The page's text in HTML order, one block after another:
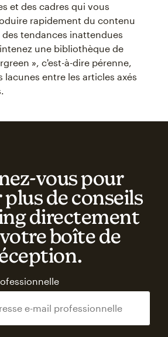
et des cadres qui vous
rapidement du contenu
tendances inattendues
une bibliothèque de
», c'est-à-dire pérenne,
lacunes entre les articles axés
pour
de conseils
directement
boîte de